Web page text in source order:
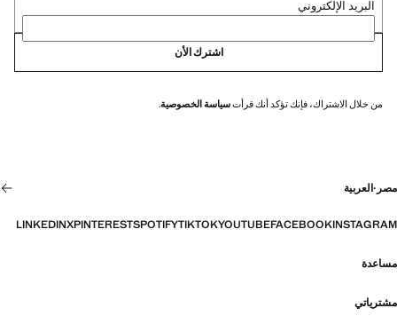
البريد الإلكتروني
اشترك الأن
من خلال الاشتراك، فإنك تؤكد أنك قرأتسياسة الخصوصية.
مصر ·العربية
INSTAGRAM
FACEBOOK
YOUTUBE
TIKTOK
SPOTIFY
PINTEREST
X
LINKEDIN
مساعدة
مشترياتي